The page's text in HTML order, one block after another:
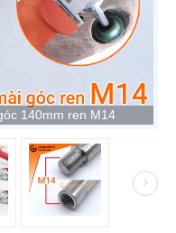
140mm ren M14